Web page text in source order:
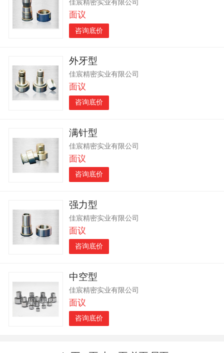
佳宸精密实业有限公司
面议
咨询底价
外牙型
佳宸精密实业有限公司
面议
咨询底价
满针型
佳宸精密实业有限公司
面议
咨询底价
强力型
佳宸精密实业有限公司
面议
咨询底价
中空型
佳宸精密实业有限公司
面议
咨询底价